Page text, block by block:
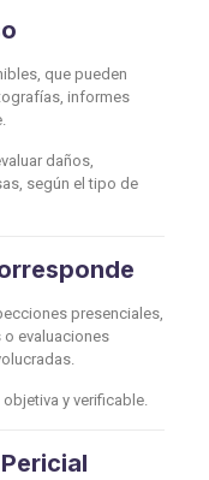
que pueden
informes
daños,
según el tipo de
presenciales,
o evaluaciones
y verificable.